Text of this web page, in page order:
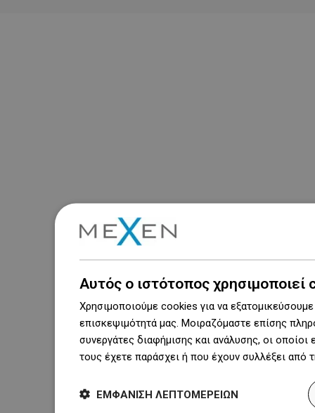
Αυτός ο ιστότοπος χρησιμοποιεί
Χρησιμοποιούμε cookies για να
επισκεψιμότητά μας. Μοιραζόμαστε επίσης
συνεργάτες διαφήμισης και ανάλυσης, οι
τους έχετε παράσχει ή που έχουν συλλέξει
ΕΜΦΆΝΙΣΗ ΛΕΠΤΟΜΕΡΕΙΏΝ